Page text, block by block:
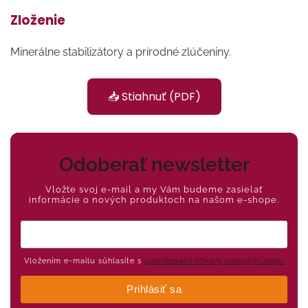
Zloženie
Minerálne stabilizátory a prírodné zlúčeniny.
📥 Stiahnuť (PDF)
Odoberať newsletter
Vložte svoj e-mail a my Vám budeme zasielať
informácie o nových produktoch na našom e-shope.
Vložením e-mailu súhlasíte s podmienkami ochrany osobných údajov
Prihlásiť sa